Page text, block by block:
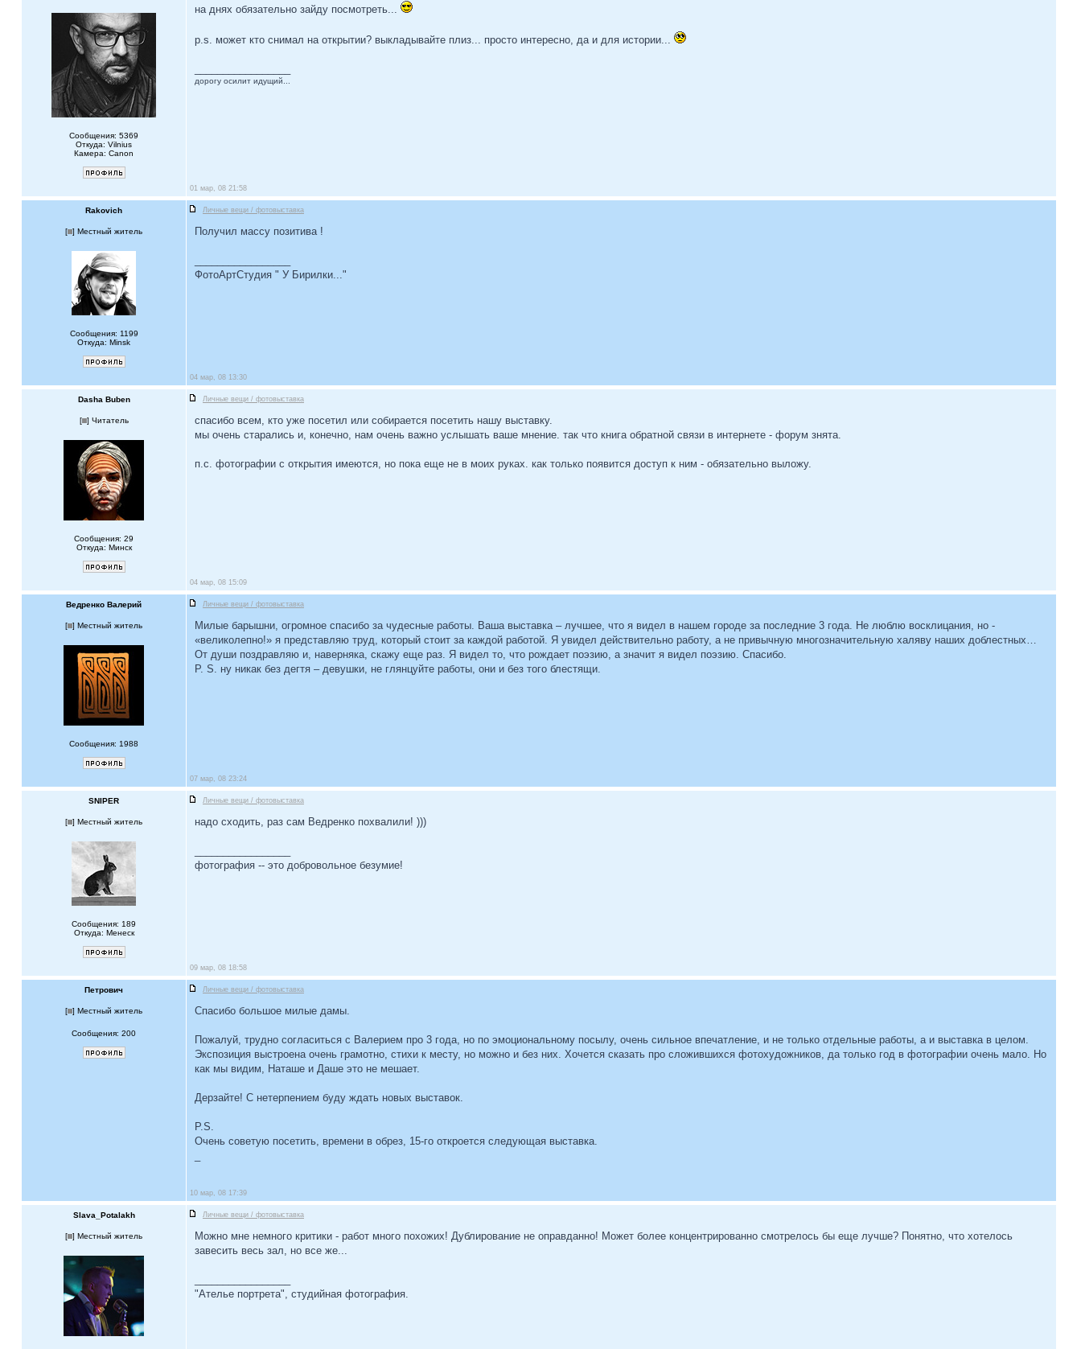
Сообщения: 5369
Откуда: Vilnius
Камера: Canon
на днях обязательно зайду посмотреть...
p.s. может кто снимал на открытии? выкладывайте плиз... просто интересно, да и для истории...
дорогу осилит идущий...
01 мар, 08 21:58
Rakovich Личные вещи / фотовыставка
[ ] Местный житель
Сообщения: 1199
Откуда: Minsk
Получил массу позитива !
ФотоАртСтудия " У Бирилки..."
04 мар, 08 13:30
Dasha Buben Личные вещи / фотовыставка
[ ] Читатель
Сообщения: 29
Откуда: Минск
спасибо всем, кто уже посетил или собирается посетить нашу выставку.
мы очень старались и, конечно, нам очень важно услышать ваше мнение. так что книга обратной связи в интернете - форум знята.
п.с. фотографии с открытия имеются, но пока еще не в моих руках. как только появится доступ к ним - обязательно выложу.
04 мар, 08 15:09
Ведренко Валерий Личные вещи / фотовыставка
[ ] Местный житель
Сообщения: 1988
Милые барышни, огромное спасибо за чудесные работы. Ваша выставка – лучшее, что я видел в нашем городе за последние 3 года. Не люблю восклицания, но -
«великолепно!» я представляю труд, который стоит за каждой работой. Я увидел действительно работу, а не привычную многозначительную халяву наших доблестных…
От души поздравляю и, наверняка, скажу еще раз. Я видел то, что рождает поэзию, а значит я видел поэзию. Спасибо.
P. S. ну никак без дегтя – девушки, не глянцуйте работы, они и без того блестящи.
07 мар, 08 23:24
SNIPER Личные вещи / фотовыставка
[ ] Местный житель
Сообщения: 189
Откуда: Менеск
надо сходить, раз сам Ведренко похвалили! )))
фотография -- это добровольное безумие!
09 мар, 08 18:58
Петрович Личные вещи / фотовыставка
[ ] Местный житель
Сообщения: 200
Спасибо большое милые дамы.
Пожалуй, трудно согласиться с Валерием про 3 года, но по эмоциональному посылу, очень сильное впечатление, и не только отдельные работы, а и выставка в целом.
Экспозиция выстроена очень грамотно, стихи к месту, но можно и без них. Хочется сказать про сложившихся фотохудожников, да только год в фотографии очень мало. Но
как мы видим, Наташе и Даше это не мешает.
Дерзайте! С нетерпением буду ждать новых выставок.
P.S.
Очень советую посетить, времени в обрез, 15-го откроется следующая выставка.
10 мар, 08 17:39
Slava_Potalakh Личные вещи / фотовыставка
[ ] Местный житель
Можно мне немного критики - работ много похожих! Дублирование не оправданно! Может более концентрированно смотрелось бы еще лучше? Понятно, что хотелось
завесить весь зал, но все же...
"Ателье портрета", студийная фотография.